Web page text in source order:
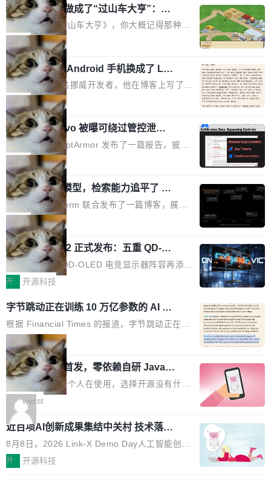
一旦超限，要么 API 直接报错，要么模型开
始"遗忘"...
00 条人类审批通过的指令，人类只拦截了 6 条
自动模式放过的指令。更令人担忧的是，随着会
话变长，人类的检测率从早期的约 17% 下降到
50 轮后的约 5%——人会疲劳，机器不会。 第
二组：出了事有多严重？在 5-6 月标记的...
稳定产出真正好的结果，需要真正的理解。机器
能按食谱重复操作、规模化产出，但它不知道你
脑子里到底想要什么，除非你把想法翻译成明确
的需求。 文章的核心论点很简单：AI 让你更
快，但快不等于好。 它能自动化重复劳动、生成
代码起点、解释逻辑，但它经常自信地给出错误
结果——「一块焦炭，上面放了一枝百里香，然
后告诉你这是三分熟。」 判断力仍然是不可替代
的。AI「不能替你定义什么是好，不能决定哪些
取舍可以接受」，也看不出来什么时候结果在技
术上正确、但方向完...
他把芯片制造做成了“过山车大亨”：一
个浏览器里的半导体工厂
如果你玩过《过山车大亨》，你大概记得那种俯
瞰视角——小人在公园里走来走去，游乐设施运
转着，一切都在你的注视下运行。现在想象同样
的视角，但公园里不是过山车，而是一座完整的
芯片制造工厂。 这就是 Chip Tycoon。 一个黄
色的小车载着一片硅晶圆，穿过 20 栋建筑，从
石英砂一路走到封装好的芯片。晶圆在每一站都
会发生肉眼可见的变化——长晶体、抛光、涂光
刻胶、蚀刻、离子注入、铜互联。公园中央是一
个环形路线，因为芯片制造需要把光刻流程重复
大约 60 次，每次一层。动画里简化为 4 圈。 整
个项目只有一个 HTML 文件。没有构建步骤，没
有依赖，没有网络请求。屏幕上每个形状都是 C
anvas 上纯手...
局
一名开发者将 Android 手机换成了 Lin
ux，称“AOSP 已死”
Runarcn 是一名挪威开发者，他在博客上写了一
篇文章，标题很直白：《I'm switching my phon
e from Android to Linux》。 他的核心论点很简
单：AOSP（Android Open Source Project）
已经死了。不是技术上死了，而是作为一个真正
的开源项目死了。Google 把越来越多的核心功
能从 AOSP 移到了闭源的 Google Play Service
s 里，设备树和内核源码被厂商锁死，你能看到
代码但你改不了，改了也刷不进去。 为什么 AO
SP 不够用了 Runarcn 列举了几条他离开 Andro
id 的具体理由： Google Pla...
局
Atlassian Rovo 被曝可绕过管控泄露 J
ira 和 Confluence 数据，厂商两个月没
回复
安全公司 PromptArmor 发布了一篇报告，披露
Atlassian 的 AI agent Rovo 存在严重的数据泄
露漏洞：攻击者可以通过 indirect prompt inject
ion（间接提示注入）窃取整个 Atlassian 租户内
的 Jira 工单和 Confluence 文档，全程不需要任
何人工审批。 更值得注意的是，这个漏洞在 5
月 23 日就报告给了 Atlassian，两个多月过去
了，公司除了表示"感谢"并分配了一个 case nu
mber 之外，再没有任何实质性回应。Rovo 至
今仍处于漏洞未修复状态。 攻击链路 攻击链并
不复杂。 受害者给 Rovo 提了一个正...
局
一个 4B 开源模型，检索能力追平了 G
PT-5.6 Sol，成本降到 1/100
Neon 和 Castform 联合发布了一篇博客，展示
了一个惊人的结果：一个 4B 参数的开源模型，
经过 RL 后训练之后，在检索任务上的准确率追
平了 GPT-5.6 Sol，但每次请求的成本只有对方
的 1/100。 具体来说，GPT-5.6 Sol 做一次典型
的多轮搜索请求需要超过 10 秒，端到端成本约
来说，这个速度和成本都"高得让人没法用"。而
4B 开源模型在推理速度上快了几个数量级，成
本低了两三个数量级。 问题在于，小模型开箱即
用时的检索能力确实远不如闭源前沿模型。差距
在哪？就在 RL 后训练。 从 RAG 到 agentic...
局
技嘉 GO27Q32 正式发布：五重 QD-OL
ED 面板加持，320Hz 极速与影院级画
面兼得
技嘉科技旗下 QD-OLED 电竞显示器阵容再添旗
舰新作。GO27Q32 将于 2026 年 9 月 15 日正
nta Tandem 五重发光架构为核心，为高端玩家
打造速度与画质不妥协的沉浸体验。 GO27Q32
搭载三星最新 QD-OLED 面板，采用 5 层串联
式发光结构，并装配全新 ObsidianShield 抗反
射镀膜，黑阶表现提升可达40%，并将表面硬度
由2H升級至3H，画面对比度与强度都提升的同
时还具有 320Hz 刷新率与 0.03ms GTG 灰阶响
应时间，从源头消除拖影与动态模糊。 1.突破 O
LED 画质局限，暗部细节...
开 开源科技
字节跳动正在训练 10 万亿参数的 AI 模
型
根据 Financial Times 的报道，字节跳动正在训
练一个 10 万亿参数的 AI 模型，目前处于预训练
阶段。 10 万亿是什么概念？Anthropic 目前最
大的模型 Mythos 5 约 8 万亿参数。DeepSeek
V4-Pro 是 1.6 万亿。月之暗面的 Kimi K3 是 2.
8 万亿。美团 LongCat-2.0 是 1.6 万亿。字节
跳动的这个未命名模型，直接跳到了 10 万亿。
预训练通常需要 3 到 6 个月，之后还有微调阶
段。按这个时间线，最早可能在 2026 年底或 2
027 年初发布。 这个节点很微妙。Anthropic 刚
在 5 月发布了 Mythos 5...
局
wastnet 开源首发，零依赖自研 Java H
TTP/2 框架，性能对标 Undertow !
这个项目一直是个人在使用，选择开源没有什么
动机理由，就是想开源了，如果非要说一个，那
就是它多少弥补了国产 Java 自研 HTTP/2 框架
这块空白——放眼国产 Java 生态，能拿出手的
HTTP/2 网络框架，要么闭源，要么底层建立在
Netty 之上，真正自研的 Java 实现几乎没有。
wastnet 是一款完全自研、零第三方依赖的轻量
wycst
近百项AI创新成果集结中关村 技术落地
与产业迭代提速
8月8日，2026 Link-X Demo Day人工智能创新
项目展在北京中关村举办。本次活动由星连资
开 开源科技